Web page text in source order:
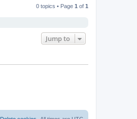
0 topics • Page 1 of 1
Jump to